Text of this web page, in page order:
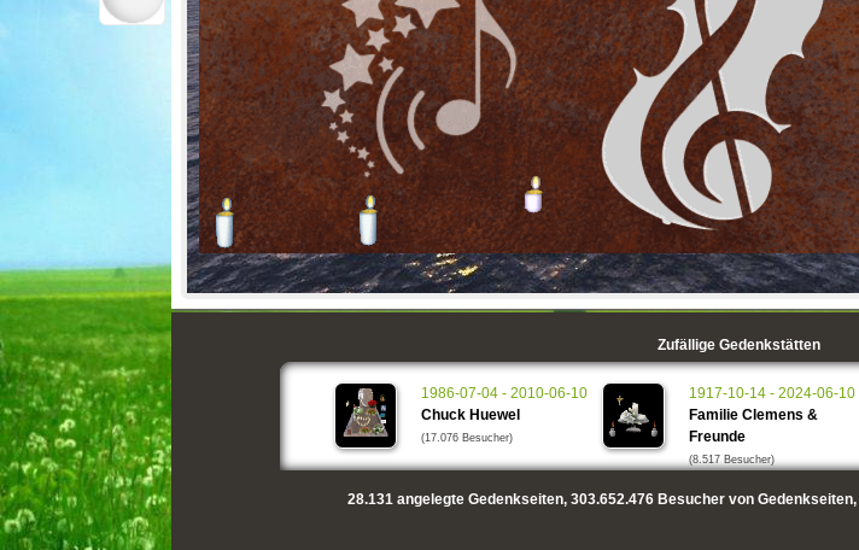
Zufällige Gedenkstätten
1986-07-04 - 2010-06-10
Chuck Huewel
(17.076 Besucher)
1917-10-14 - 2024-06-10
Familie Clemens &
Freunde
(8.517 Besucher)
28.131angelegte Gedenkseiten, 303.652.476Besucher von Gedenkseiten,